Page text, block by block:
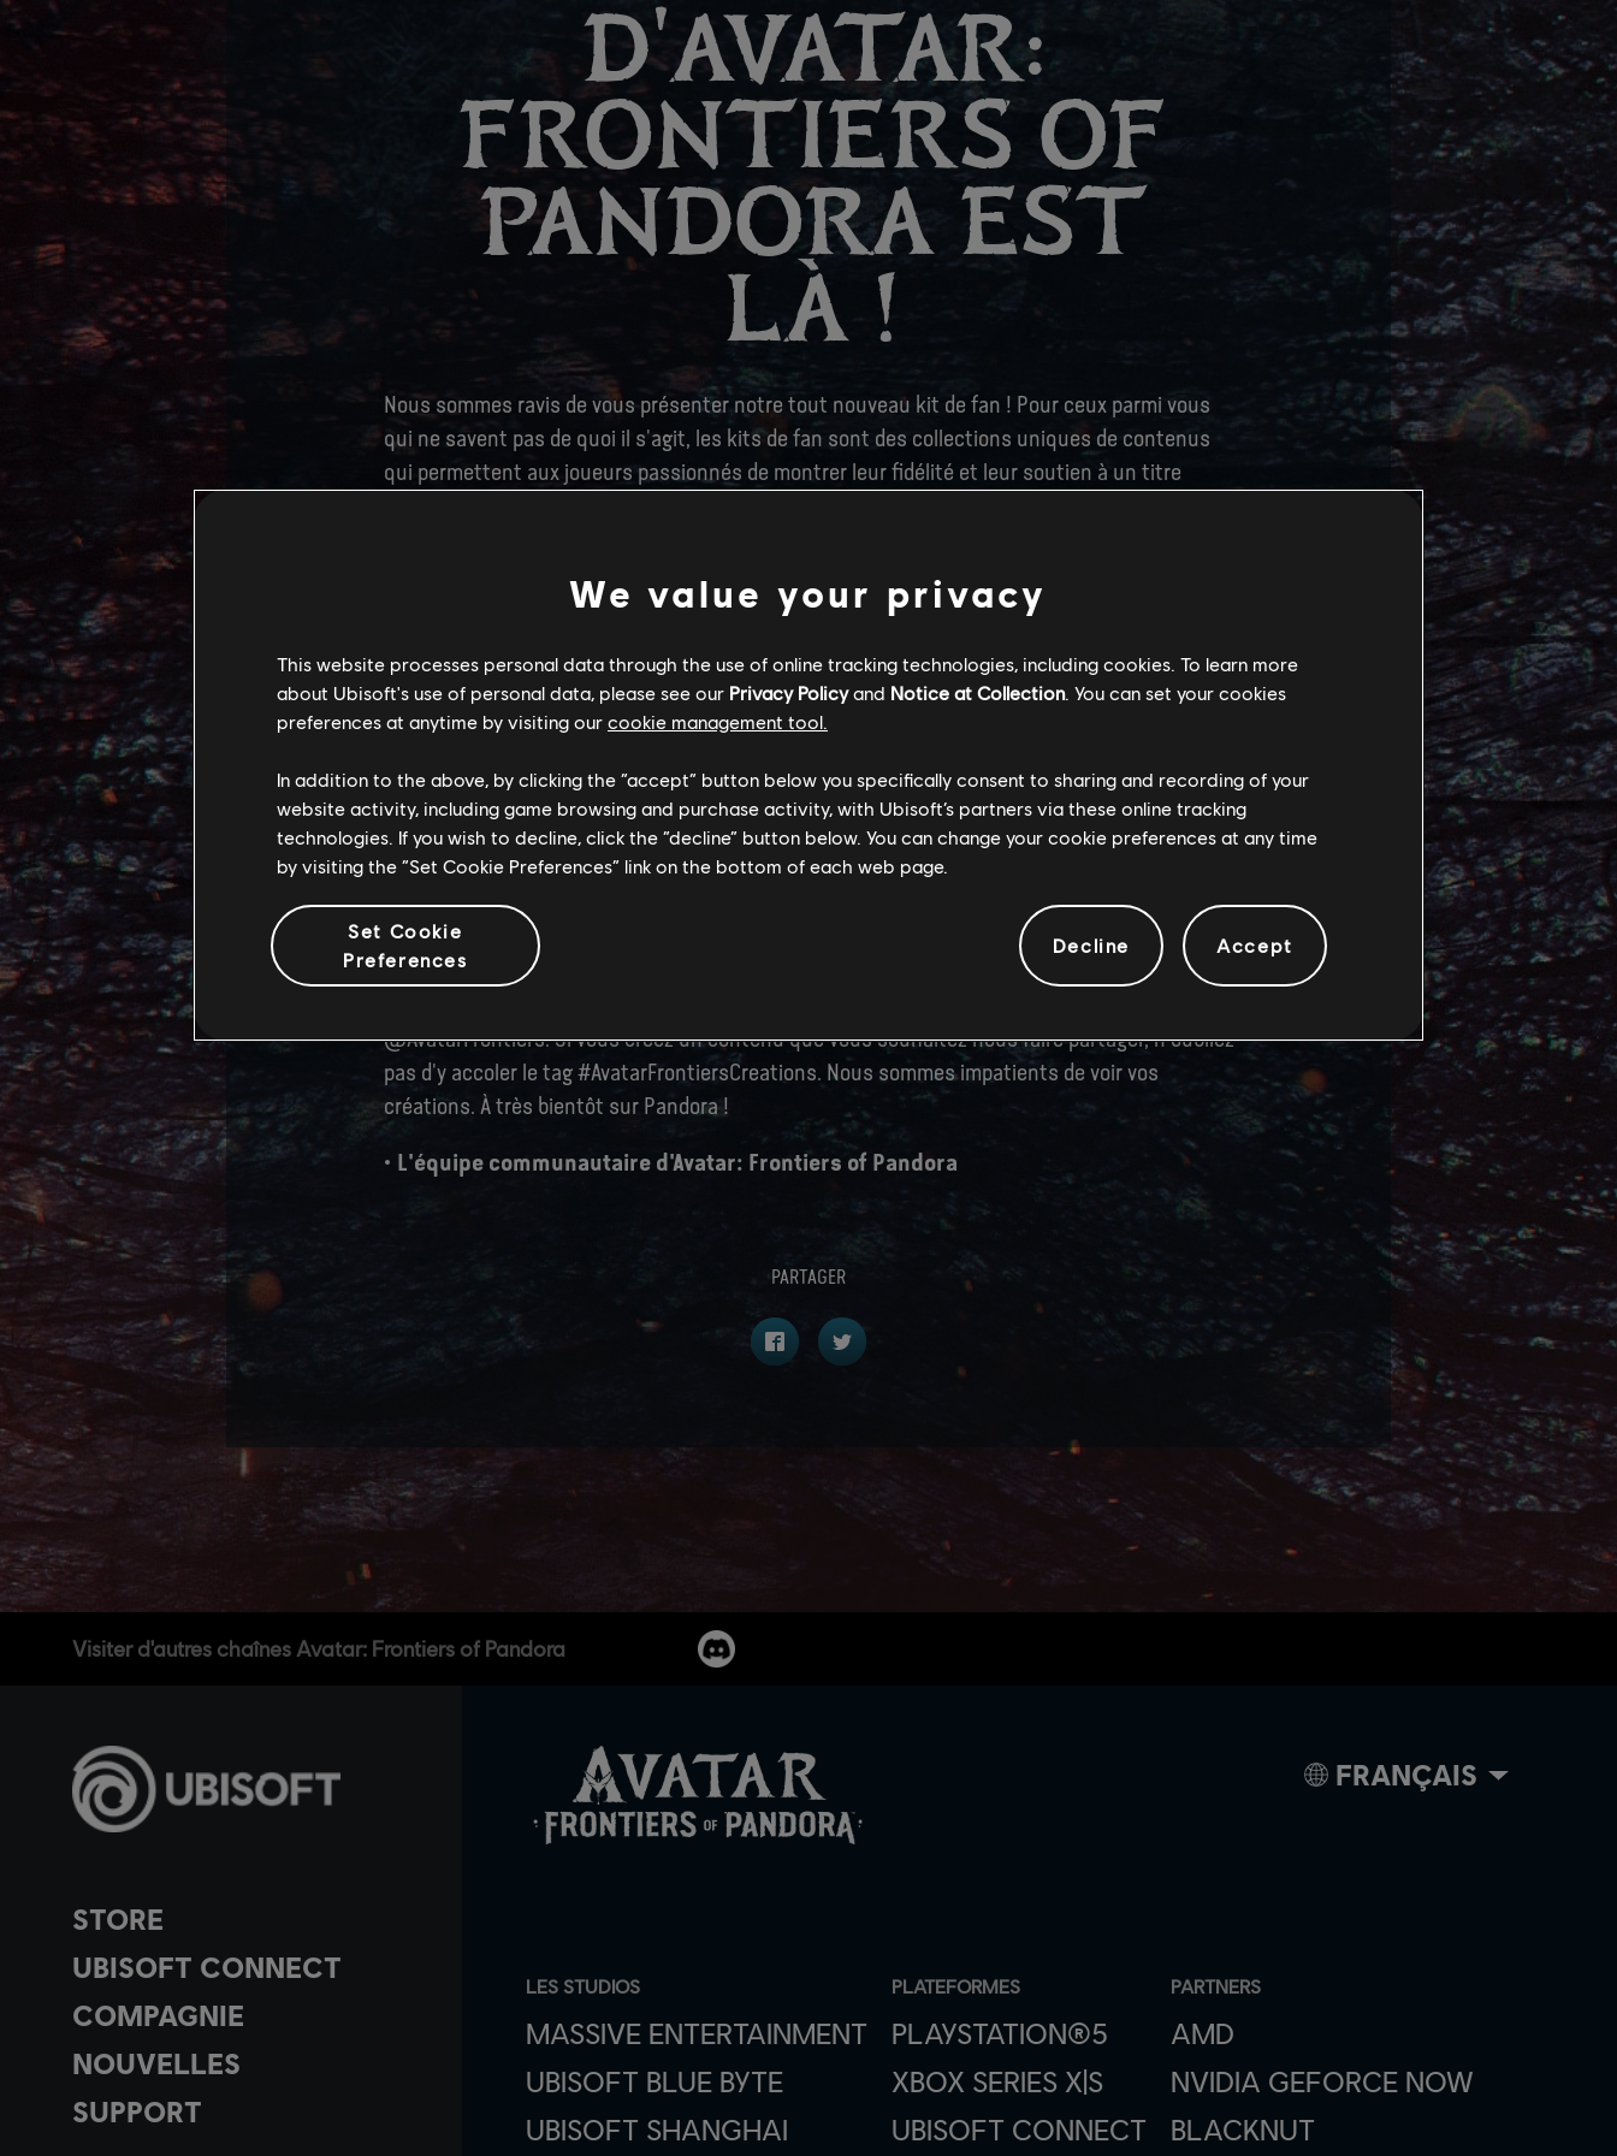
D'AVATAR:
FRONTIERS OF
PANDORA EST
LÀ !
Nous sommes ravis de vous présenter notre tout nouveau kit de fan ! Pour ceux parmi vous
qui ne savent pas de quoi il s'agit, les kits de fan sont des collections uniques de contenus
qui permettent aux joueurs passionnés de montrer leur fidélité et leur soutien à un titre
Fonds d'écran pour mobile et bureau
Captures d'écran haute résolution
Illustrations conceptuelles
Logos du jeu
Illustrations clés
Téléchargez le kit de fanici
Nous espérons que vous êtes impatients d'en découvrir plus sur ce qui vous attend dans le
monde de Pandora et nous avons hâte de dévoiler d'autres détails très bientôt. Pour ne rien
@AvatarFrontiers. Si vous créez un contenu que vous souhaitez nous faire partager, n'oubliez
pas d'y accoler le tag #AvatarFrontiersCreations. Nous sommes impatients de voir vos
créations. À très bientôt sur Pandora !
L'équipe communautaire d'Avatar: Frontiers of Pandora
PARTAGER
Visiter d'autres chaînes Avatar: Frontiers of Pandora
STORE
UBISOFT CONNECT
COMPAGNIE
NOUVELLES
SUPPORT
LES STUDIOS
MASSIVE ENTERTAINMENT
UBISOFT BLUE BYTE
UBISOFT SHANGHAI
PLATEFORMES
PLAYSTATION®5
XBOX SERIES X|S
UBISOFT CONNECT
PARTNERS
AMD
NVIDIA GEFORCE NOW
BLACKNUT
FRANÇAIS
We value your privacy
This website processes personal data through the use of online tracking technologies, including cookies. To learn more
about Ubisoft's use of personal data, please see our Privacy Policyand Notice at Collection. You can set your cookies
preferences at anytime by visiting our cookie management tool.
In addition to the above, by clicking the “accept” button below you specifically consent to sharing and recording of your
website activity, including game browsing and purchase activity, with Ubisoft’s partners via these online tracking
technologies. If you wish to decline, click the “decline” button below. You can change your cookie preferences at any time
by visiting the “Set Cookie Preferences” link on the bottom of each web page.
Set Cookie
Preferences
Decline Accept